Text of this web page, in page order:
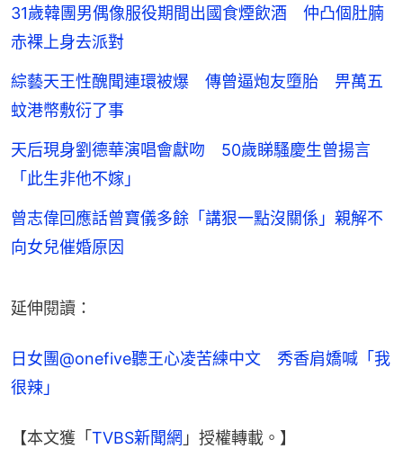
31歲韓團男偶像服役期間出國食煙飲酒 仲凸個肚腩
赤裸上身去派對
綜藝天王性醜聞連環被爆 傳曾逼炮友墮胎 畀萬五
蚊港幣敷衍了事
天后現身劉德華演唱會獻吻 50歲睇騷慶生曾揚言
「此生非他不嫁」
曾志偉回應話曾寶儀多餘「講狠一點沒關係」親解不
向女兒催婚原因
延伸閱讀：
日女團@onefive聽王心凌苦練中文　秀香肩嬌喊「我
很辣」
【本文獲「 TVBS新聞網 」授權轉載。】